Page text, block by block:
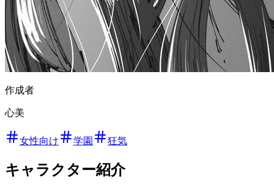
作成者
心美
女性向け 学園 狂気
キャラクター紹介